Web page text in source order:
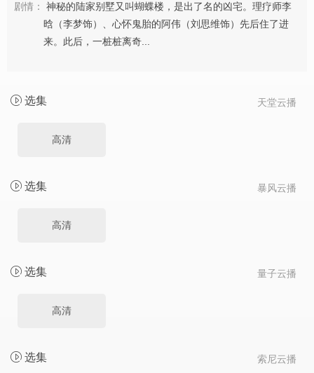
剧情：
神秘的陆家别墅又叫蝴蝶楼，是出了名的凶宅。理疗师李
晗（李梦饰）、心怀鬼胎的阿伟（刘思维饰）先后住了进
来。此后，一桩桩离奇...
天堂云播
选集
高清
暴风云播
选集
高清
量子云播
选集
高清
索尼云播
选集